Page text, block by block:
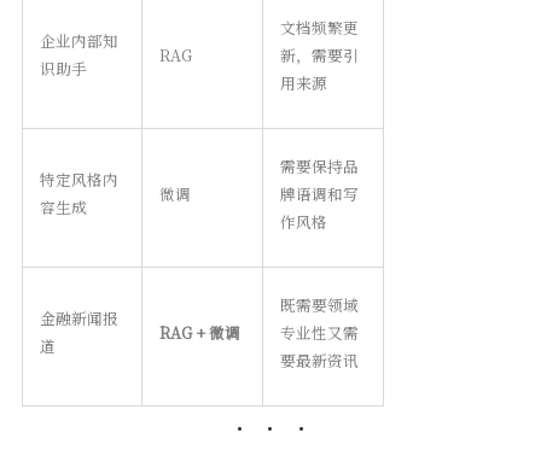
企业内部知
识助手
RAG
文档频繁更
新，需要引
用来源
特定风格内
容生成
微调
需要保持品
牌语调和写
作风格
金融新闻报
道
RAG + 微调
既需要领域
专业性又需
要最新资讯